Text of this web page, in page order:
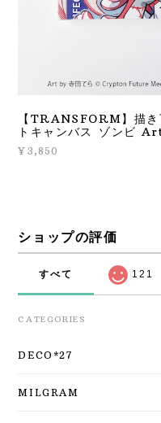
【TRANSFORM】描き
トキャンバス ゾンビ
¥3,850
ショップの評価
すべて 121
CATEGORIES
DECO*27
MILGRAM